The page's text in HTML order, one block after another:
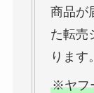
商品が
た転売
ります。
※ヤフ